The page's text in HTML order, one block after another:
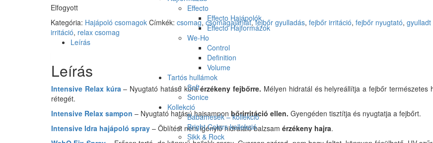
Effecto
Effecto Hajápolók
Effecto Hajformázók
We-Ho
Control
Definition
Volume
Tartós hullámok
Soft
Sonice
Kollekció
Babamesék – kollekció
Bright Colors kollekció
Sikk & Rock
Elfogyott
Kategória: Hajápoló csomagok Címkék: csomag, csomagajánlat,fejbőr gyulladás, fejbőr irritáció, fejbőr nyugtató, gyulladt
irritáció, relax csomag
Leírás
Leírás
Intensive Relax kúra– Nyugtató hatású kúraérzékeny fejbőrre. Mélyen hidratál és helyreállítja a fejbőr természetes
rétegét.
Intensive Relax sampon – Nyugtató hatású hajsampon bőrirritáció ellen. Gyengéden tisztítja és nyugtatja a fejbőrt.
Intensive Idra hajápoló spray – Öblítést nem igénylő hidratáló balzsam érzékeny hajra.